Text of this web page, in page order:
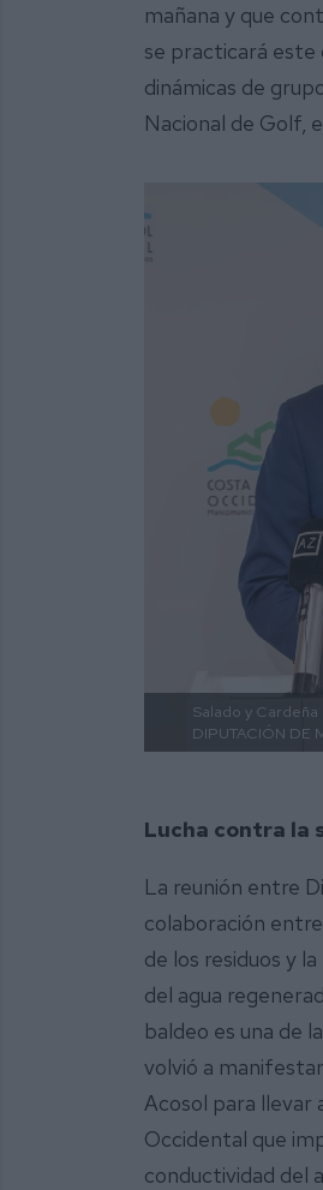
mañana y que
se practicará este
dinámicas de
Nacional de Golf,
Salado y
DIPUTACIÓN DE
Lucha contra la
La reunión entre
colaboración
de los residuos y
del agua
baldeo es una de
volvió a
Acosol para llevar
Occidental que
conductividad del